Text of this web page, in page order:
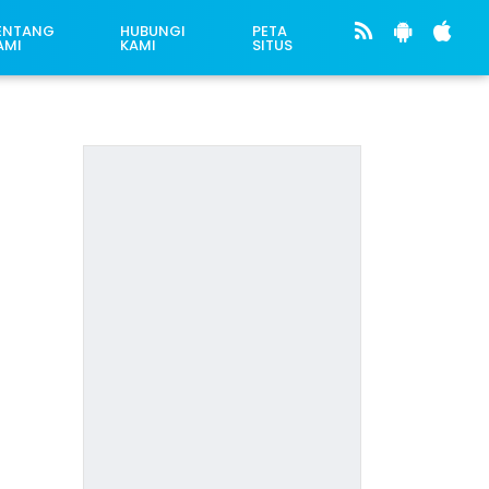
HUBUNGI
KAMI
PETA
SITUS